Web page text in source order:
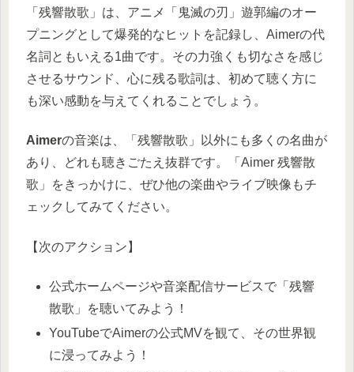
「残響散歌」は、アニメ「鬼滅の刃」遊郭編のオー
プニングとして爆発的なヒットを記録し、Aimerの代
名詞ともいえる1曲です。その力強くも切なさを感じ
させるサウンド、心に残る歌詞は、初めて聴く方に
も深い感動を与えてくれることでしょう。
Aimerの音楽は、「残響散歌」以外にも多くの名曲が
あり、どれも聴きごたえ抜群です。「Aimer 残響散
歌」をきっかけに、ぜひ他の楽曲やライブ映像もチ
ェックしてみてください。
【次のアクション】
公式ホームページや音楽配信サービスで「残響
散歌」を聴いてみよう！
YouTubeでAimerの公式MVを観て、その世界観
に浸ってみよう！